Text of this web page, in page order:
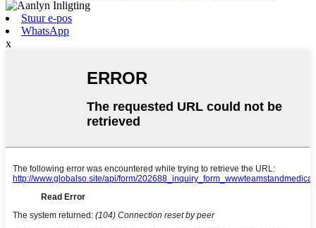
Stuur e-pos
WhatsApp
x